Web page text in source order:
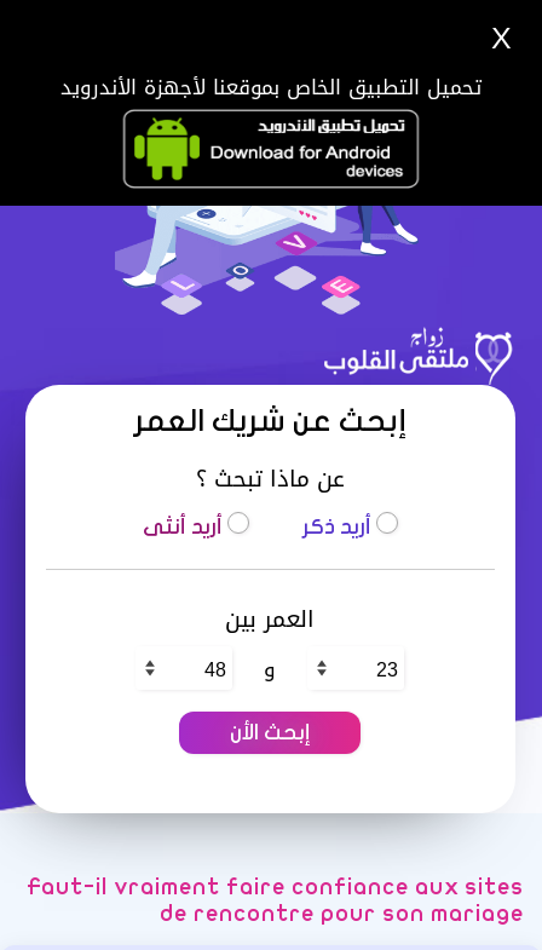
إبحث عن شريك العمر
عن ماذا تبحث ؟
أريد ذكر أريد أنثى
العمر بين
و
Faut-il vraiment faire confiance aux sites
de rencontre pour son mariage
X
تحميل التطبيق الخاص بموقعنا لأجهزة الأندرويد